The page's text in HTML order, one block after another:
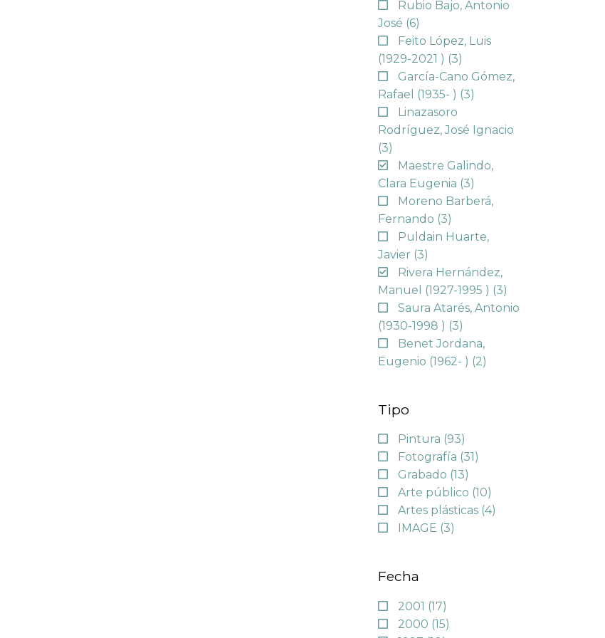
Rubio Bajo, Antonio
José (6)
Feito López, Luis
(1929-2021 ) (3)
García-Cano Gómez,
Rafael (1935- ) (3)
Linazasoro
Rodríguez, José Ignacio
(3)
Maestre Galindo,
Clara Eugenia (3)
Moreno Barberá,
Fernando (3)
Puldain Huarte,
Javier (3)
Rivera Hernández,
Manuel (1927-1995 ) (3)
Saura Atarés, Antonio
(1930-1998 ) (3)
Benet Jordana,
Eugenio (1962- ) (2)
Tipo
Pintura (93)
Fotografía (31)
Grabado (13)
Arte público (10)
Artes plásticas (4)
IMAGE (3)
Fecha
2001 (17)
2000 (15)